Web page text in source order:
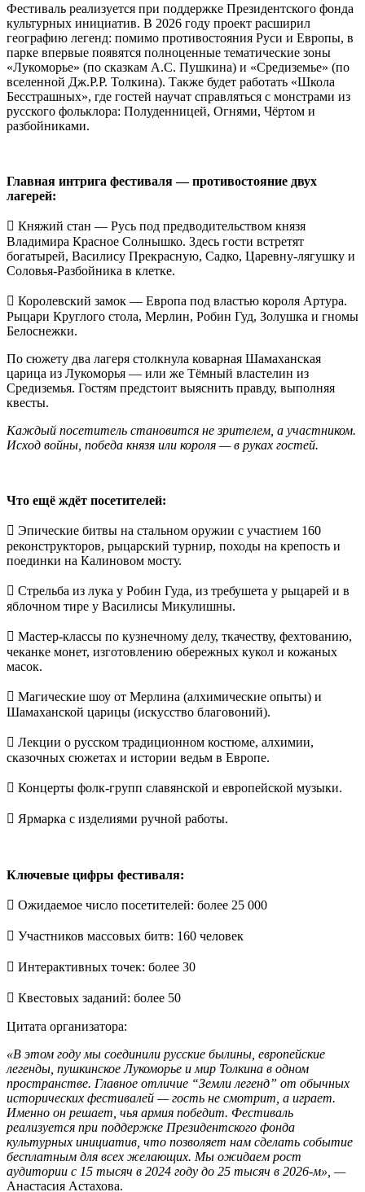
Фестиваль реализуется при поддержке Президентского фонда
культурных инициатив. В 2026 году проект расширил
географию легенд: помимо противостояния Руси и Европы, в
парке впервые появятся полноценные тематические зоны
«Лукоморье» (по сказкам А.С. Пушкина) и «Средиземье» (по
вселенной Дж.Р.Р. Толкина). Также будет работать «Школа
Бесстрашных», где гостей научат справляться с монстрами из
русского фольклора: Полуденницей, Огнями, Чёртом и
разбойниками.
Главная интрига фестиваля — противостояние двух
лагерей:
 Княжий стан — Русь под предводительством князя
Владимира Красное Солнышко. Здесь гости встретят
богатырей, Василису Прекрасную, Садко, Царевну-лягушку и
Соловья-Разбойника в клетке.
 Королевский замок — Европа под властью короля Артура.
Рыцари Круглого стола, Мерлин, Робин Гуд, Золушка и гномы
Белоснежки.
По сюжету два лагеря столкнула коварная Шамаханская
царица из Лукоморья — или же Тёмный властелин из
Средиземья. Гостям предстоит выяснить правду, выполняя
квесты.
Каждый посетитель становится не зрителем, а участником.
Исход войны, победа князя или короля — в руках гостей.
Что ещё ждёт посетителей:
 Эпические битвы на стальном оружии с участием 160
реконструкторов, рыцарский турнир, походы на крепость и
поединки на Калиновом мосту.
 Стрельба из лука у Робин Гуда, из требушета у рыцарей и в
яблочном тире у Василисы Микулишны.
 Мастер-классы по кузнечному делу, ткачеству, фехтованию,
чеканке монет, изготовлению обережных кукол и кожаных
масок.
 Магические шоу от Мерлина (алхимические опыты) и
Шамаханской царицы (искусство благовоний).
 Лекции о русском традиционном костюме, алхимии,
сказочных сюжетах и истории ведьм в Европе.
 Концерты фолк-групп славянской и европейской музыки.
 Ярмарка с изделиями ручной работы.
Ключевые цифры фестиваля:
 Ожидаемое число посетителей: более 25 000
 Участников массовых битв: 160 человек
 Интерактивных точек: более 30
 Квестовых заданий: более 50
Цитата организатора:
«В этом году мы соединили русские былины, европейские
легенды, пушкинское Лукоморье и мир Толкина в одном
пространстве. Главное отличие “Земли легенд” от обычных
исторических фестивалей — гость не смотрит, а играет.
Именно он решает, чья армия победит. Фестиваль
реализуется при поддержке Президентского фонда
культурных инициатив, что позволяет нам сделать событие
бесплатным для всех желающих. Мы ожидаем рост
аудитории с 15 тысяч в 2024 году до 25 тысяч в 2026-м», —
Анастасия Астахова.